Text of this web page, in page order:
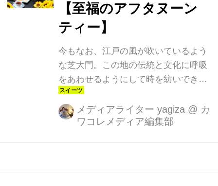
ストロ・シノワ』、平日限定、飲み放
題付（お一人様¥9,800（税サ込））の
オトクなプランです。
【至福のアフタヌーン
ティー】
今もなお、江戸の風が吹いているよう
な芝大門。この地の伝統と文化に呼吸
をあわせるようにして時を紡いできた
古き良きホテル【芝パークホテル】。
1階にある「ザ ダイニング」では、忘
れられない食の旅を演出する和食・洋
メディアライター yagiza @ カ
ワコレメディア編集部